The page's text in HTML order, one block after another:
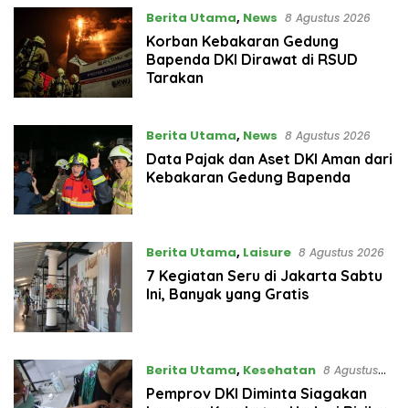
Berita Utama, News 8 Agustus 2026
Korban Kebakaran Gedung
Bapenda DKI Dirawat di RSUD
Tarakan
Berita Utama, News 8 Agustus 2026
Data Pajak dan Aset DKI Aman dari
Kebakaran Gedung Bapenda
Berita Utama, Laisure 8 Agustus 2026
7 Kegiatan Seru di Jakarta Sabtu
Ini, Banyak yang Gratis
Berita Utama, Kesehatan 8 Agustus
2026
Pemprov DKI Diminta Siagakan